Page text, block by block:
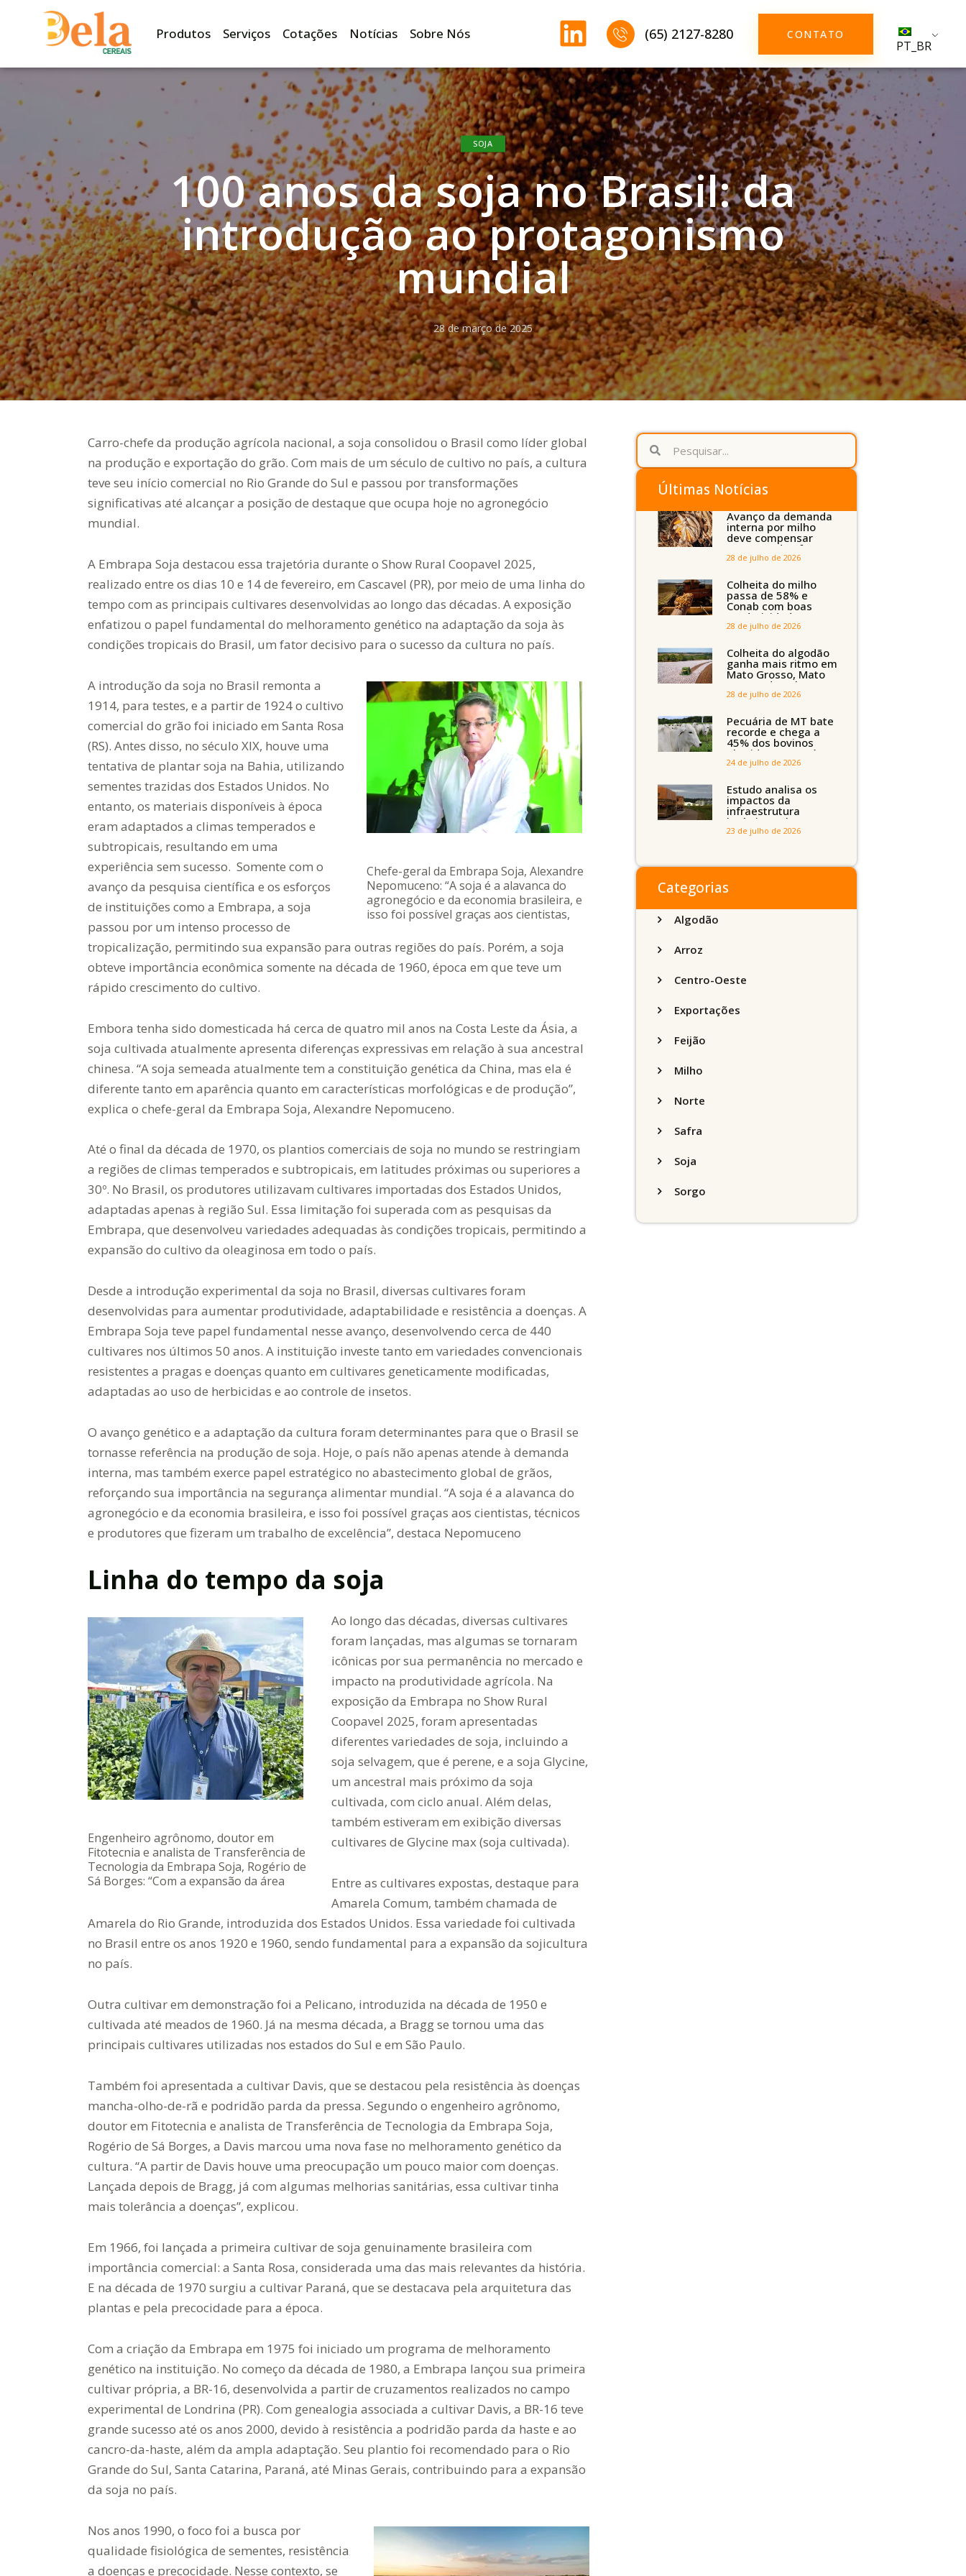
Produtos Serviços Cotações Notícias Sobre Nós (65) 2127-8280 CONTATO
PT_BR
SOJA
100 anos da soja no Brasil: da
introdução ao protagonismo
mundial
28 de março de 2025
Carro-chefe da produção agrícola nacional, a soja consolidou o Brasil como líder global
na produção e exportação do grão. Com mais de um século de cultivo no país, a cultura
teve seu início comercial no Rio Grande do Sul e passou por transformações
significativas até alcançar a posição de destaque que ocupa hoje no agronegócio
mundial.
A Embrapa Soja destacou essa trajetória durante o Show Rural Coopavel 2025,
realizado entre os dias 10 e 14 de fevereiro, em Cascavel (PR), por meio de uma linha do
tempo com as principais cultivares desenvolvidas ao longo das décadas. A exposição
enfatizou o papel fundamental do melhoramento genético na adaptação da soja às
condições tropicais do Brasil, um fator decisivo para o sucesso da cultura no país.
Chefe-geral da Embrapa Soja, Alexandre
Nepomuceno: “A soja é a alavanca do
agronegócio e da economia brasileira, e
isso foi possível graças aos cientistas,
trabalho de excelência” – Foto:
Divulgação/Embrapa Soja
A introdução da soja no Brasil remonta a
1914, para testes, e a partir de 1924 o cultivo
comercial do grão foi iniciado em Santa Rosa
(RS). Antes disso, no século XIX, houve uma
tentativa de plantar soja na Bahia, utilizando
sementes trazidas dos Estados Unidos. No
entanto, os materiais disponíveis à época
eram adaptados a climas temperados e
subtropicais, resultando em uma
experiência sem sucesso. Somente com o
avanço da pesquisa científica e os esforços
de instituições como a Embrapa, a soja
passou por um intenso processo de
tropicalização, permitindo sua expansão para outras regiões do país. Porém, a soja
obteve importância econômica somente na década de 1960, época em que teve um
rápido crescimento do cultivo.
Embora tenha sido domesticada há cerca de quatro mil anos na Costa Leste da Ásia, a
soja cultivada atualmente apresenta diferenças expressivas em relação à sua ancestral
chinesa. “A soja semeada atualmente tem a constituição genética da China, mas ela é
diferente tanto em aparência quanto em características morfológicas e de produção”,
explica o chefe-geral da Embrapa Soja, Alexandre Nepomuceno.
Até o final da década de 1970, os plantios comerciais de soja no mundo se restringiam
a regiões de climas temperados e subtropicais, em latitudes próximas ou superiores a
30º. No Brasil, os produtores utilizavam cultivares importadas dos Estados Unidos,
adaptadas apenas à região Sul. Essa limitação foi superada com as pesquisas da
Embrapa, que desenvolveu variedades adequadas às condições tropicais, permitindo a
expansão do cultivo da oleaginosa em todo o país.
Desde a introdução experimental da soja no Brasil, diversas cultivares foram
desenvolvidas para aumentar produtividade, adaptabilidade e resistência a doenças. A
Embrapa Soja teve papel fundamental nesse avanço, desenvolvendo cerca de 440
cultivares nos últimos 50 anos. A instituição investe tanto em variedades convencionais
resistentes a pragas e doenças quanto em cultivares geneticamente modificadas,
adaptadas ao uso de herbicidas e ao controle de insetos.
O avanço genético e a adaptação da cultura foram determinantes para que o Brasil se
tornasse referência na produção de soja. Hoje, o país não apenas atende à demanda
interna, mas também exerce papel estratégico no abastecimento global de grãos,
reforçando sua importância na segurança alimentar mundial. “A soja é a alavanca do
agronegócio e da economia brasileira, e isso foi possível graças aos cientistas, técnicos
e produtores que fizeram um trabalho de excelência”, destaca Nepomuceno
Linha do tempo da soja
Engenheiro agrônomo, doutor em
Fitotecnia e analista de Transferência de
Tecnologia da Embrapa Soja, Rogério de
Sá Borges: “Com a expansão da área
um passo à frente para antecipar e
prevenir impactos expressivos no
campo” – Foto: Jaqueline Galvão/OP Rural
Ao longo das décadas, diversas cultivares
foram lançadas, mas algumas se tornaram
icônicas por sua permanência no mercado e
impacto na produtividade agrícola. Na
exposição da Embrapa no Show Rural
Coopavel 2025, foram apresentadas
diferentes variedades de soja, incluindo a
soja selvagem, que é perene, e a soja Glycine,
um ancestral mais próximo da soja
cultivada, com ciclo anual. Além delas,
também estiveram em exibição diversas
cultivares de Glycine max (soja cultivada).
Entre as cultivares expostas, destaque para
Amarela Comum, também chamada de
Amarela do Rio Grande, introduzida dos Estados Unidos. Essa variedade foi cultivada
no Brasil entre os anos 1920 e 1960, sendo fundamental para a expansão da sojicultura
no país.
Outra cultivar em demonstração foi a Pelicano, introduzida na década de 1950 e
cultivada até meados de 1960. Já na mesma década, a Bragg se tornou uma das
principais cultivares utilizadas nos estados do Sul e em São Paulo.
Também foi apresentada a cultivar Davis, que se destacou pela resistência às doenças
mancha-olho-de-rã e podridão parda da pressa. Segundo o engenheiro agrônomo,
doutor em Fitotecnia e analista de Transferência de Tecnologia da Embrapa Soja,
Rogério de Sá Borges, a Davis marcou uma nova fase no melhoramento genético da
cultura. “A partir de Davis houve uma preocupação um pouco maior com doenças.
Lançada depois de Bragg, já com algumas melhorias sanitárias, essa cultivar tinha
mais tolerância a doenças”, explicou.
Em 1966, foi lançada a primeira cultivar de soja genuinamente brasileira com
importância comercial: a Santa Rosa, considerada uma das mais relevantes da história.
E na década de 1970 surgiu a cultivar Paraná, que se destacava pela arquitetura das
plantas e pela precocidade para a época.
Com a criação da Embrapa em 1975 foi iniciado um programa de melhoramento
genético na instituição. No começo da década de 1980, a Embrapa lançou sua primeira
cultivar própria, a BR-16, desenvolvida a partir de cruzamentos realizados no campo
experimental de Londrina (PR). Com genealogia associada a cultivar Davis, a BR-16 teve
grande sucesso até os anos 2000, devido à resistência a podridão parda da haste e ao
cancro-da-haste, além da ampla adaptação. Seu plantio foi recomendado para o Rio
Grande do Sul, Santa Catarina, Paraná, até Minas Gerais, contribuindo para a expansão
da soja no país.
Nos anos 1990, o foco foi a busca por
qualidade fisiológica de sementes, resistência
a doenças e precocidade. Nesse contexto, se
Últimas Notícias
Avanço da demanda
interna por milho
deve compensar
aumento da oferta
com safra recorde
aponta Imea
28 de julho de 2026
Colheita do milho
passa de 58% e
Conab com boas
produtividades em
Mato Grosso, mas
Tocantins, Maranhão
e Piauí
28 de julho de 2026
Colheita do algodão
ganha mais ritmo em
Mato Grosso, Mato
Grosso do Sul e
Maranhão
28 de julho de 2026
Pecuária de MT bate
recorde e chega a
45% dos bovinos
abatidos com até 24
meses
24 de julho de 2026
Estudo analisa os
impactos da
infraestrutura
logística sobre a
produção agrícola de
23 de julho de 2026
Categorias
Algodão
Arroz
Centro-Oeste
Exportações
Feijão
Milho
Norte
Safra
Soja
Sorgo